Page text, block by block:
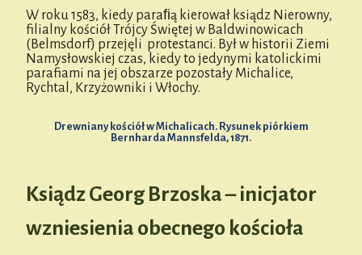
W roku 1583, kiedy paraﬁą kierował ksiądz Nierowny,
filialny kościół Trójcy Świętej w Baldwinowicach
(Belmsdorf) przejęli protestanci. Był w historii Ziemi
Namysłowskiej czas, kiedy to jedynymi katolickimi
parafiami na jej obszarze pozostały Michalice,
Rychtal, Krzyżowniki i Włochy.
Drewniany kościół w Michalicach. Rysunek piórkiem
Bernharda Mannsfelda, 1871.
Ksiądz Georg Brzoska – inicjator
wzniesienia obecnego kościoła